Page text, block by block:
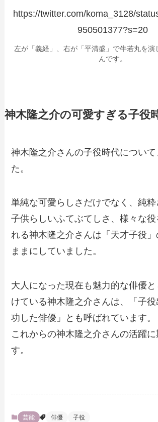
https://twitter.com/koma_3128/
950501377?s=20
左が「義経」、右が「平清盛」で牛若丸を演
んです。
神木隆之介の可愛すぎる子役
神木隆之介さんの子役時代について
た。
単純な可愛らしさだけでなく、純粋
子供らしいふてぶてしさ、様々な役
れる神木隆之介さんは「天才子役
ままにしていました。
大人になった現在も魅力的な俳優
けている神木隆之介さんは、「子
功した俳優」とも呼ばれています。
これからの神木隆之介さんの活躍に
す。
芸能 俳優 子役